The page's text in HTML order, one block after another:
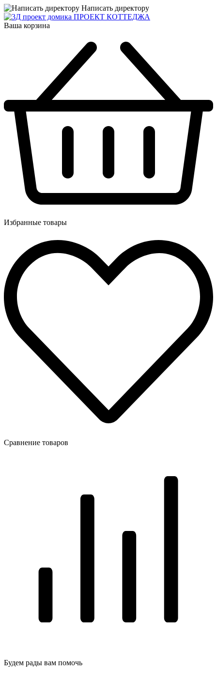
Написать директору
ПРОЕКТ КОТТЕДЖА
Ваша корзина
Избранные товары
Сравнение товаров
Будем рады вам помочь